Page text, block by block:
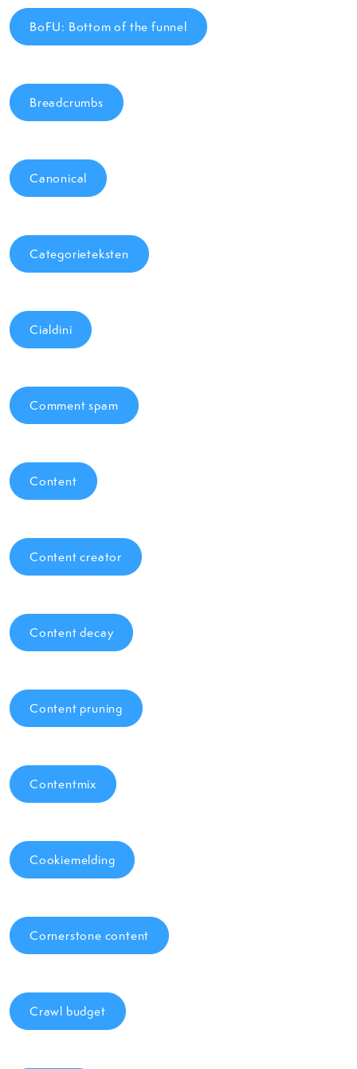
BoFU: Bottom of the funnel
Breadcrumbs
Canonical
Categorieteksten
Cialdini
Comment spam
Content
Content creator
Content decay
Content pruning
Contentmix
Cookiemelding
Cornerstone content
Crawl budget